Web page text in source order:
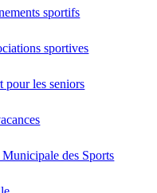
sportifs
sportives
pour les seniors
Municipale des Sports